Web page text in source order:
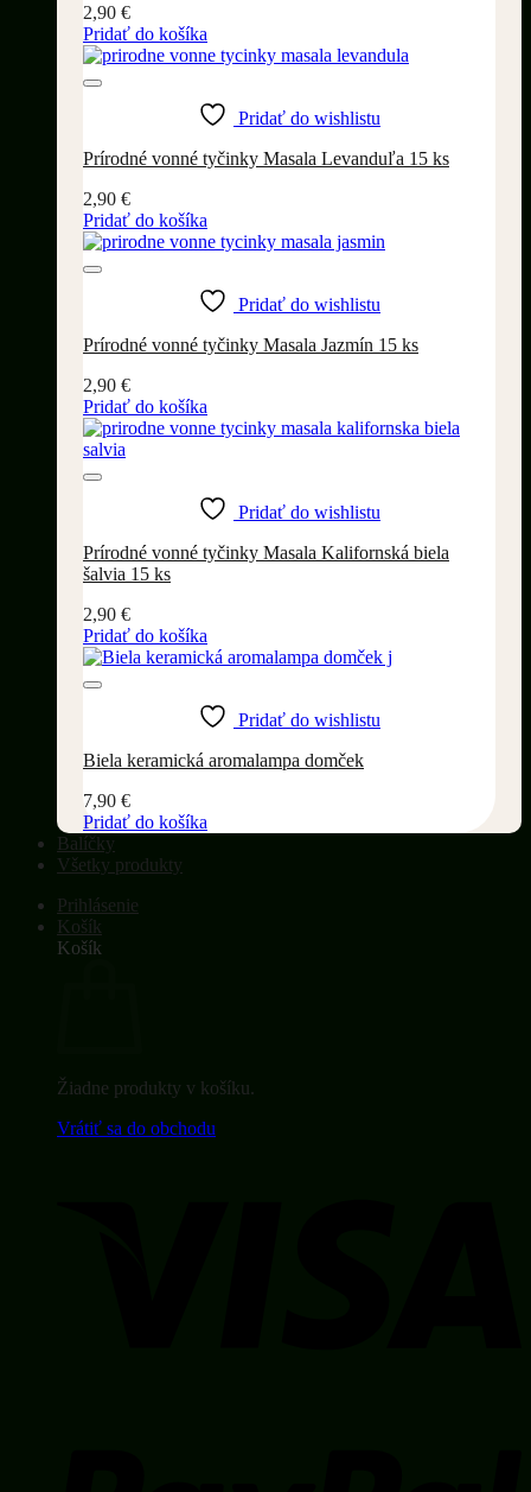
2,90 €
Pridať do košíka
Pridať do wishlistu
Prírodné vonné tyčinky Masala Levanduľa 15 ks
2,90 €
Pridať do košíka
Pridať do wishlistu
Prírodné vonné tyčinky Masala Jazmín 15 ks
2,90 €
Pridať do košíka
Pridať do wishlistu
Prírodné vonné tyčinky Masala Kalifornská biela
šalvia 15 ks
2,90 €
Pridať do košíka
Pridať do wishlistu
Biela keramická aromalampa domček
7,90 €
Pridať do košíka
Balíčky
Všetky produkty
Prihlásenie
Košík
Košík
Žiadne produkty v košíku.
Vrátiť sa do obchodu